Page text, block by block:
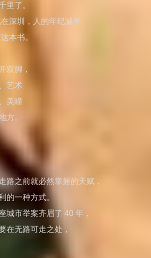
里了。
深圳，人的年纪减半。
本书。
双脚，
艺术
美瞳
方。
路之前就必然掌握的天赋，
的一种方式。
城市举案齐眉了 40 年，
在无路可走之处，